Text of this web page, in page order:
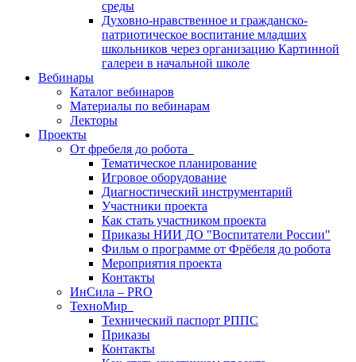
среды
Духовно-нравственное и гражданско-
патриотическое воспитание младших
школьников через организацию Картинной
галереи в начальной школе
Вебинары
Каталог вебинаров
Материалы по вебинарам
Лекторы
Проекты
От фребеля до робота
Тематическое планирование
Игровое оборудование
Диагностический инструментарий
Участники проекта
Как стать участником проекта
Приказы НИИ ДО "Воспитатели России"
Фильм о программе от Фрёбеля до робота
Мероприятия проекта
Контакты
ИнСила – PRO
ТехноМир
Технический паспорт РППС
Приказы
Контакты